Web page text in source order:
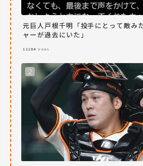
元巨人戸根千明「投手にとって敵み
ャーが過去にいた」
11104 views